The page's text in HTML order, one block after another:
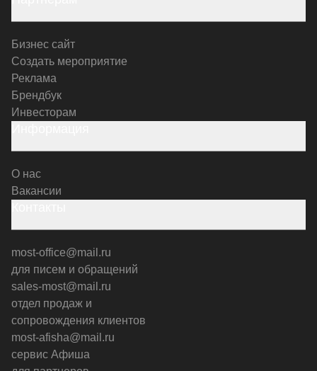
Бизнес сайт
Создать мероприятие
Реклама
Брендбук
Инвесторам
О нас
Вакансии
most-office@mail.ru
для писем и обращений
sales-most@mail.ru
отдел продаж и
сопровождения клиентов
most-afisha@mail.ru
сервис Афиша